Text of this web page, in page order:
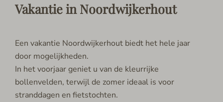
Vakantie in Noordwijkerhout
Een vakantie Noordwijkerhout biedt het hele jaar
door mogelijkheden.
In het voorjaar geniet u van de kleurrijke
bollenvelden, terwijl de zomer ideaal is voor
stranddagen en fietstochten.